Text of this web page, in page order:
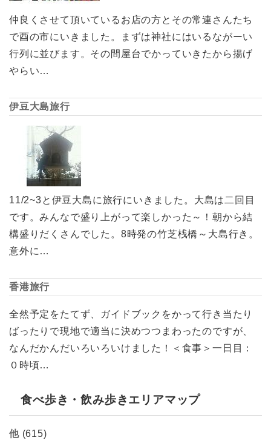
仲良くさせて頂いているお店の方とその常連さんたち
で酉の市にいきました。まずは神社にはいるながーい
行列に並びます。その間屋台でかっていきたから揚げ
やらい…
伊豆大島旅行
11/2~3と伊豆大島に旅行にいきました。大島は二回目
です。みんなで盛り上がって楽しかった～！朝から結
構盛りだくさんでした。8時発の竹芝桟橋～大島行き。
意外に…
香港旅行
全然予定をたてず、ガイドブックをかって行き当たり
ばったりで現地で適当に決めつつまわったのですが、
なんだかんだいろいろいけました！＜食事＞一日目：
０時頃…
食べ歩き・飲み歩きエリアマップ
他(615)